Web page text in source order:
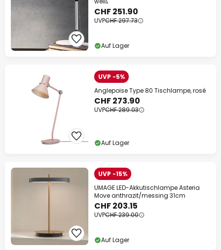
CHF 251.90
UVPCHF 297.73
Auf Lager
UVP -5%
Anglepoise Type 80 Tischlampe, rosé
CHF 273.90
UVPCHF 289.03
Auf Lager
UVP -15%
UMAGE LED-Akkutischlampe Asteria
Move anthrazit/messing 31cm
CHF 203.15
UVPCHF 239.00
Auf Lager